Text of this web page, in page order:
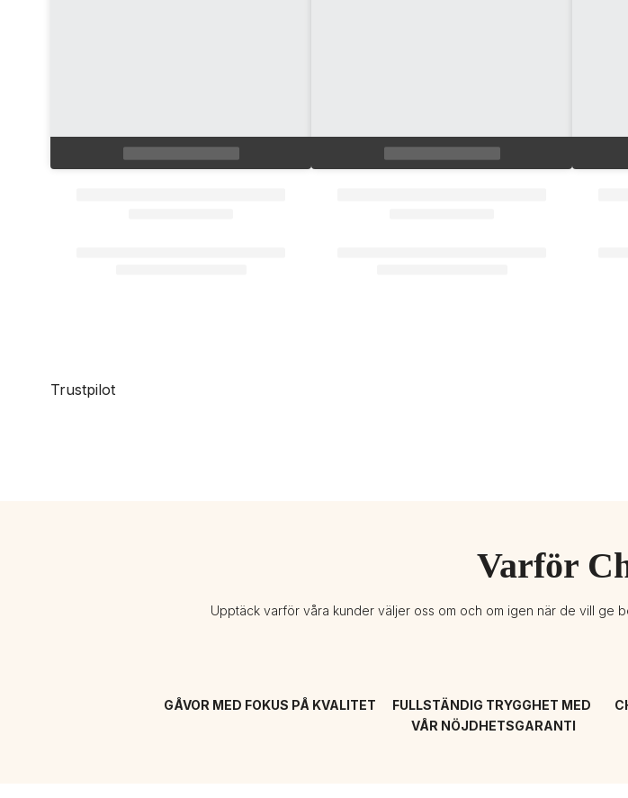
Trustpilot
Varför
Upptäck varför våra kunder väljer oss om och om igen när de vill ge
GÅVOR MED FOKUS PÅ KVALITET
FULLSTÄNDIG TRYGGHET MED
VÅR NÖJDHETSGARANTI